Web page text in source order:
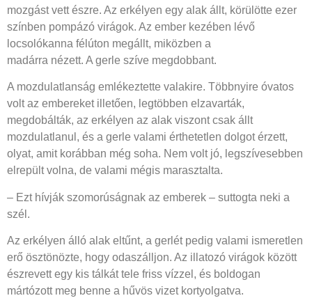
mozgást vett észre. Az erkélyen egy alak állt, körülötte ezer
színben pompázó virágok. Az ember kezében lévő
locsolókanna félúton megállt, miközben a
madárra nézett. A gerle szíve megdobbant.
A mozdulatlanság emlékeztette valakire. Többnyire óvatos
volt az embereket illetően, legtöbben elzavarták,
megdobálták, az erkélyen az alak viszont csak állt
mozdulatlanul, és a gerle valami érthetetlen dolgot érzett,
olyat, amit korábban még soha. Nem volt jó, legszívesebben
elrepült volna, de valami mégis marasztalta.
– Ezt hívják szomorúságnak az emberek – suttogta neki a
szél.
Az erkélyen álló alak eltűnt, a gerlét pedig valami ismeretlen
erő ösztönözte, hogy odaszálljon. Az illatozó virágok között
észrevett egy kis tálkát tele friss vízzel, és boldogan
mártózott meg benne a hűvös vizet kortyolgatva.